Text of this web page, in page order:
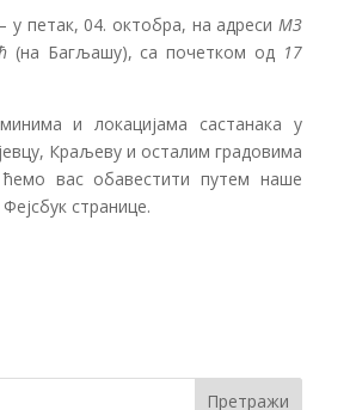
у петак, 04. октобра, на адреси МЗ
(на Багљашу), са почетком од 17
и локацијама састанака у
Краљеву и осталим градовима
ћемо вас обавестити путем наше
странице.